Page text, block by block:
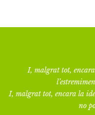
I, malgrat tot, encara
I, malgrat tot, encara la
no